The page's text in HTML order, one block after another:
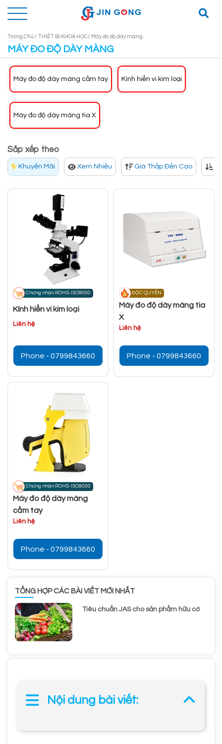
Trang Chủ / THIẾT BỊ KHOA HỌC/ Máy đo độ dày màng
MÁY ĐO ĐỘ DÀY MÀNG
Máy đo độ dày màng cầm tay Kính hiển vi kim loại
Máy đo độ dày màng tia X
Sắp xếp theo
Khuyến Mãi Xem Nhiều Giá Thấp Đến Cao
Chứng nhận ROHS-ISO9000
Kính hiển vi kim loại
Liên hệ
Phone - 0799843660
ĐỘC QUYỀN
Máy đo độ dày màng tia
X
Liên hệ
Phone - 0799843660
Chứng nhận ROHS-ISO9000
Máy đo độ dày màng
cầm tay
Liên hệ
Phone - 0799843660
Nội dung bài viết:
TỔNG HỢP CÁC BÀI VIẾT MỚI NHẤT
Tiêu chuẩn JAS cho sản phẩm hữu cơ